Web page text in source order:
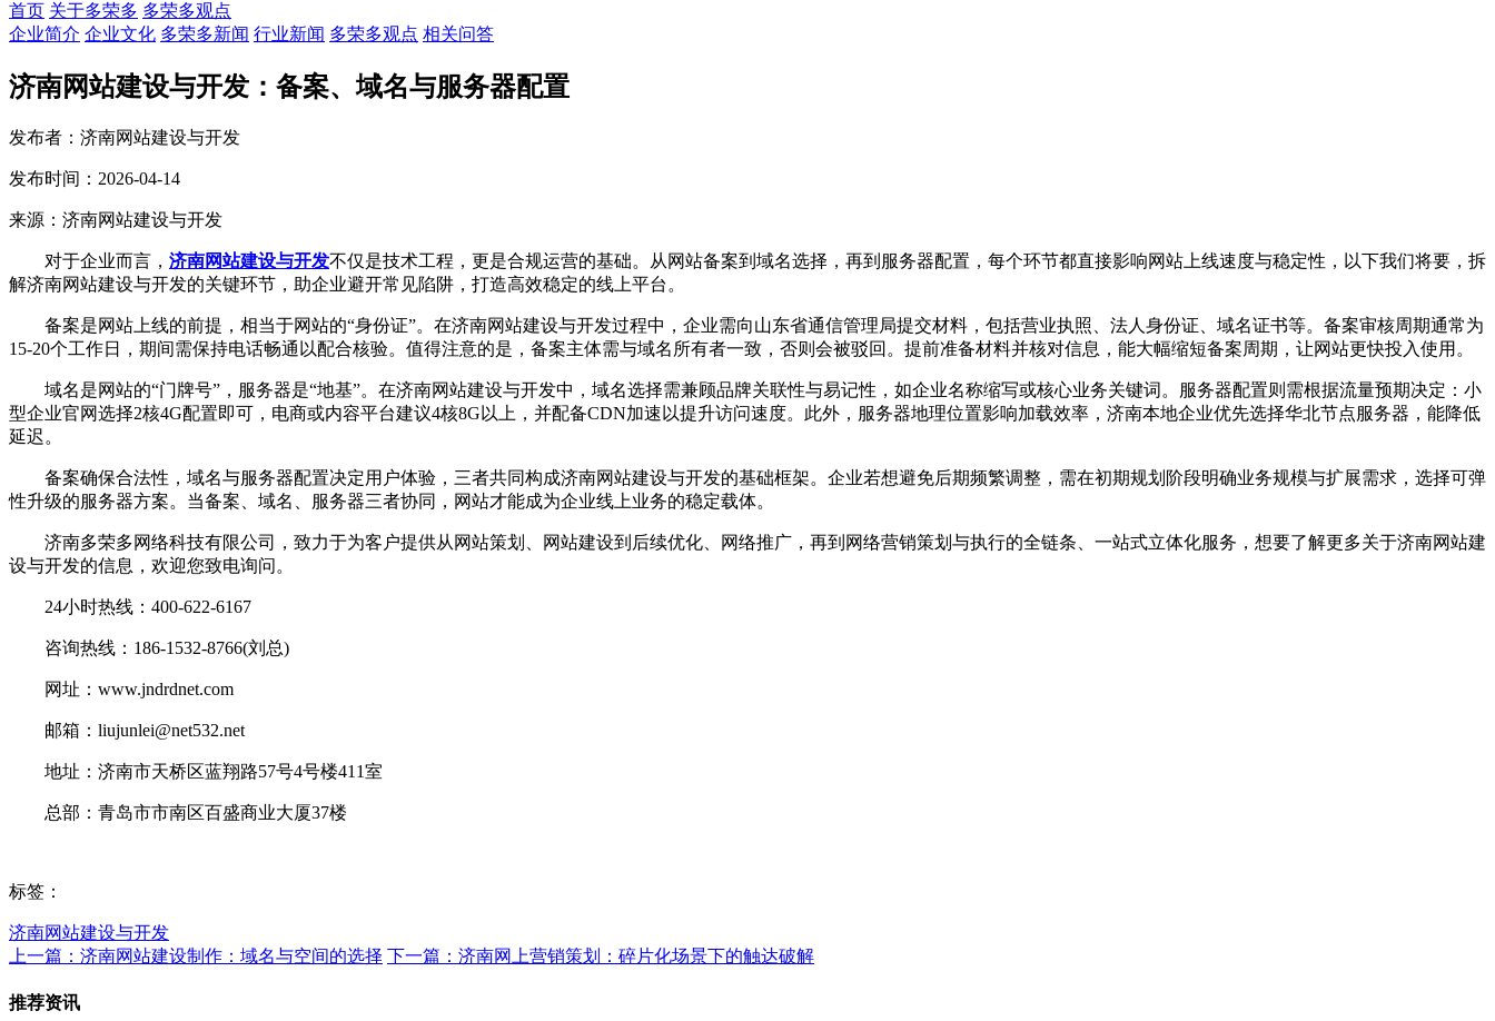
首页 关于多荣多 多荣多观点
企业简介 企业文化 多荣多新闻 行业新闻 多荣多观点 相关问答
济南网站建设与开发：备案、域名与服务器配置
发布者：济南网站建设与开发
发布时间：2026-04-14
来源：济南网站建设与开发
对于企业而言， 济南网站建设与开发不仅是技术工程，更是合规运营的基础。从网站备案到域名选择，再到服务器配置，每个环节都直接影响网站上线速度与稳定性，以下我们将要，拆
解济南网站建设与开发的关键环节，助企业避开常见陷阱，打造高效稳定的线上平台。
备案是网站上线的前提，相当于网站的“身份证”。在济南网站建设与开发过程中，企业需向山东省通信管理局提交材料，包括营业执照、法人身份证、域名证书等。备案审核周期通常为
15-20个工作日，期间需保持电话畅通以配合核验。值得注意的是，备案主体需与域名所有者一致，否则会被驳回。提前准备材料并核对信息，能大幅缩短备案周期，让网站更快投入使用。
域名是网站的“门牌号”，服务器是“地基”。在济南网站建设与开发中，域名选择需兼顾品牌关联性与易记性，如企业名称缩写或核心业务关键词。服务器配置则需根据流量预期决定：小
型企业官网选择2核4G配置即可，电商或内容平台建议4核8G以上，并配备CDN加速以提升访问速度。此外，服务器地理位置影响加载效率，济南本地企业优先选择华北节点服务器，能降低
延迟。
备案确保合法性，域名与服务器配置决定用户体验，三者共同构成济南网站建设与开发的基础框架。企业若想避免后期频繁调整，需在初期规划阶段明确业务规模与扩展需求，选择可弹
性升级的服务器方案。当备案、域名、服务器三者协同，网站才能成为企业线上业务的稳定载体。
济南多荣多网络科技有限公司，致力于为客户提供从网站策划、网站建设到后续优化、网络推广，再到网络营销策划与执行的全链条、一站式立体化服务，想要了解更多关于济南网站建
设与开发的信息，欢迎您致电询问。
24小时热线：400-622-6167
咨询热线：186-1532-8766(刘总)
网址：www.jndrdnet.com
邮箱：liujunlei@net532.net
地址：济南市天桥区蓝翔路57号4号楼411室
总部：青岛市市南区百盛商业大厦37楼
标签：
济南网站建设与开发
上一篇：济南网站建设制作：域名与空间的选择 下一篇：济南网上营销策划：碎片化场景下的触达破解
推荐资讯